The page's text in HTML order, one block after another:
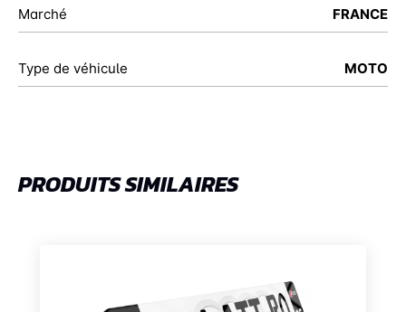
Marché FRANCE
Type de véhicule MOTO
PRODUITS SIMILAIRES